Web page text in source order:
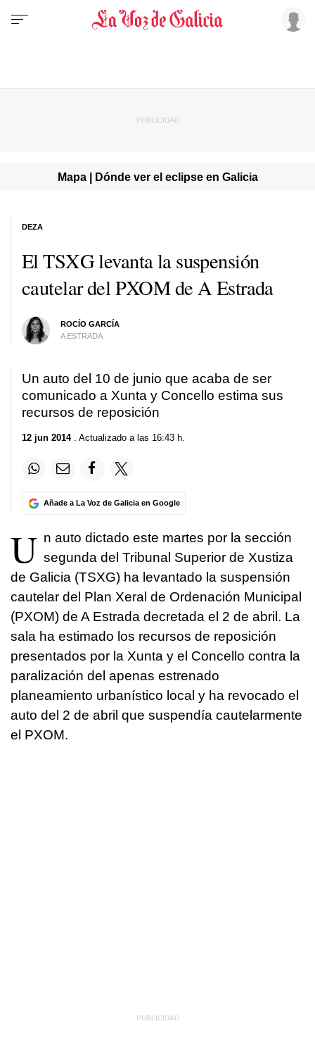
Mapa | Dónde ver el eclipse en Galicia
El TSXG levanta la suspensión
cautelar del PXOM de A Estrada
ROCÍO GARCÍA
A ESTRADA
DEZA
Un auto del 10 de junio que acaba de ser
comunicado a Xunta y Concello estima sus
recursos de reposición
12 jun 2014. Actualizado a las 16:43 h.
Añade a La Voz de Galicia en Google
U n auto dictado este martes por la sección
segunda del Tribunal Superior de Xustiza
de Galicia (TSXG) ha levantado la suspensión
cautelar del Plan Xeral de Ordenación Municipal
(PXOM) de A Estrada decretada el 2 de abril. La
sala ha estimado los recursos de reposición
presentados por la Xunta y el Concello contra la
paralización del apenas estrenado
planeamiento urbanístico local y ha revocado el
auto del 2 de abril que suspendía cautelarmente
el PXOM.